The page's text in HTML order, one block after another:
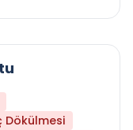
Dökülmesi